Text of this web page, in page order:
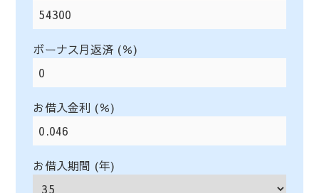
ボーナス月返済 (％)
お借入金利 (％)
お借入期間 (年)